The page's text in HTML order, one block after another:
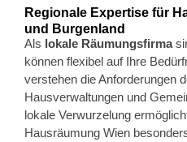
Regionale Expertise für
und Burgenland
Als lokale Räumungsfirma
können flexibel auf Ihre
verstehen die Anforderungen
Hausverwaltungen und
lokale Verwurzelung
Hausräumung Wien